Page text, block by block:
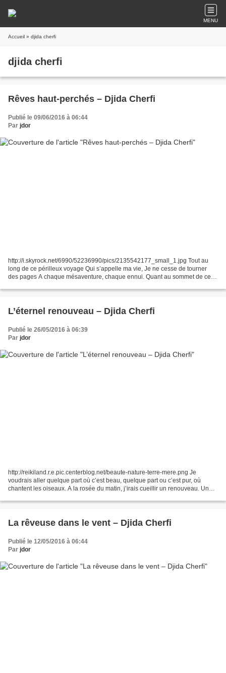
MENU
Accueil » djida cherfi
djida cherfi
Rêves haut-perchés – Djida Cherfi
Publié le 09/06/2016 à 06:44
Par jdor
http://i.skyrock.net/6990/52236990/pics/2135542177_small_1.jpg Tout au
long de ce périlleux voyage Qui s’appelle ma vie, Je ne cesse de tourner
des pages A chaque mésaventure, chaque ennui. Quant au sommet de cette
L’éternel renouveau – Djida Cherfi
Publié le 26/05/2016 à 06:39
Par jdor
http://reikiland.r.e.pic.centerblog.net/beaute-nature-terre-mere.png Je
voudrais aller quelque part où c’est beau, quelque part ou c’est pur, où
chantent les oiseaux. A la rosée du matin, j’irais cueillir un renouveau. Un
La rêveuse dans le vent – Djida Cherfi
Publié le 12/05/2016 à 06:44
Par jdor